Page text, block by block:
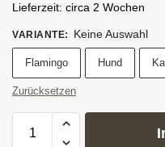
Lieferzeit: circa 2 Wochen
VARIANTE: Keine Auswahl
Flamingo Hund
Zurücksetzen